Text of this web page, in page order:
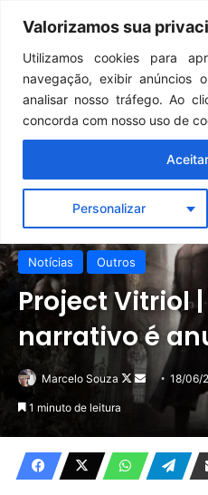
Valorizamos sua
Utilizamos cookies para
navegação, exibir anúncios
analisar nosso tráfego. Ao
concorda com nosso uso de
Personalizar
Menu
Notícias Outros
Project Vitriol |
narrativo é
Marcelo Souza
Follow
on
Mande
um
18/06/
1 minuto de leitura